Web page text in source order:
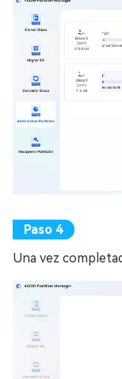
Una vez